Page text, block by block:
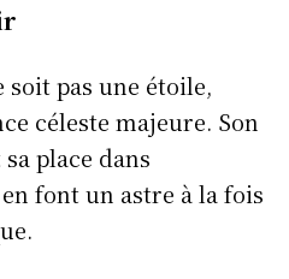
soit pas une étoile,
céleste majeure. Son
place dans
font un astre à la fois